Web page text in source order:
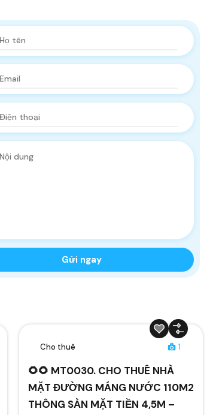
Cho thuê 1
🌻🌻 MT0030. CHO THUÊ NHÀ
MẶT ĐƯỜNG MÁNG NƯỚC 110M2
THÔNG SÀN MẶT TIỀN 4,5M –